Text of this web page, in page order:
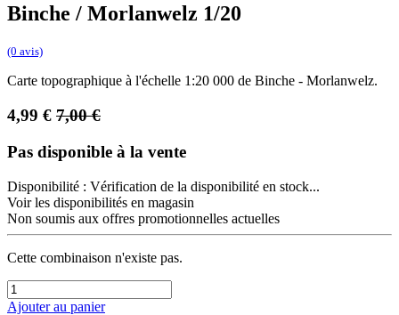
Binche / Morlanwelz 1/20
(0 avis)
Carte topographique à l'échelle 1:20 000 de Binche - Morlanwelz.
4,99 € 7,00€
Pas disponible à la vente
Disponibilité : Vérification de la disponibilité en stock...
Voir les disponibilités en magasin
Non soumis aux offres promotionnelles actuelles
Cette combinaison n'existe pas.
Ajouter au panier